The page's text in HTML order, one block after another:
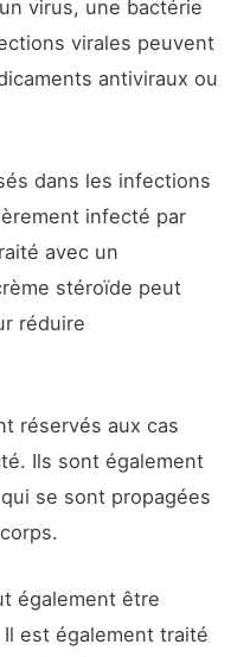
virus, une bactérie
virales peuvent
antiviraux ou
dans les infections
infecté par
avec un
stéroïde peut
réduire
réservés aux cas
Ils sont également
se sont propagées
également être
est également traité